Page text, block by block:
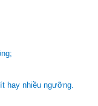
hay nhiều ngưỡng.